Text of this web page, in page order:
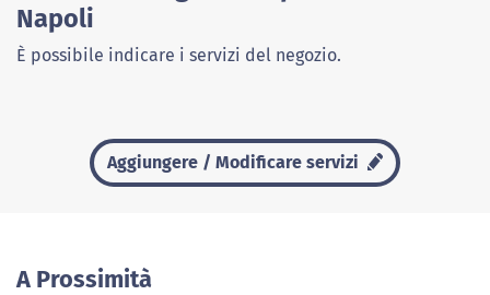
Napoli
È possibile indicare i servizi del negozio.
Aggiungere / Modificare servizi
A Prossimità